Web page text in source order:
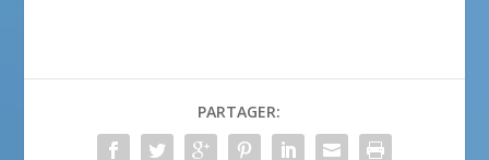
PARTAGER: